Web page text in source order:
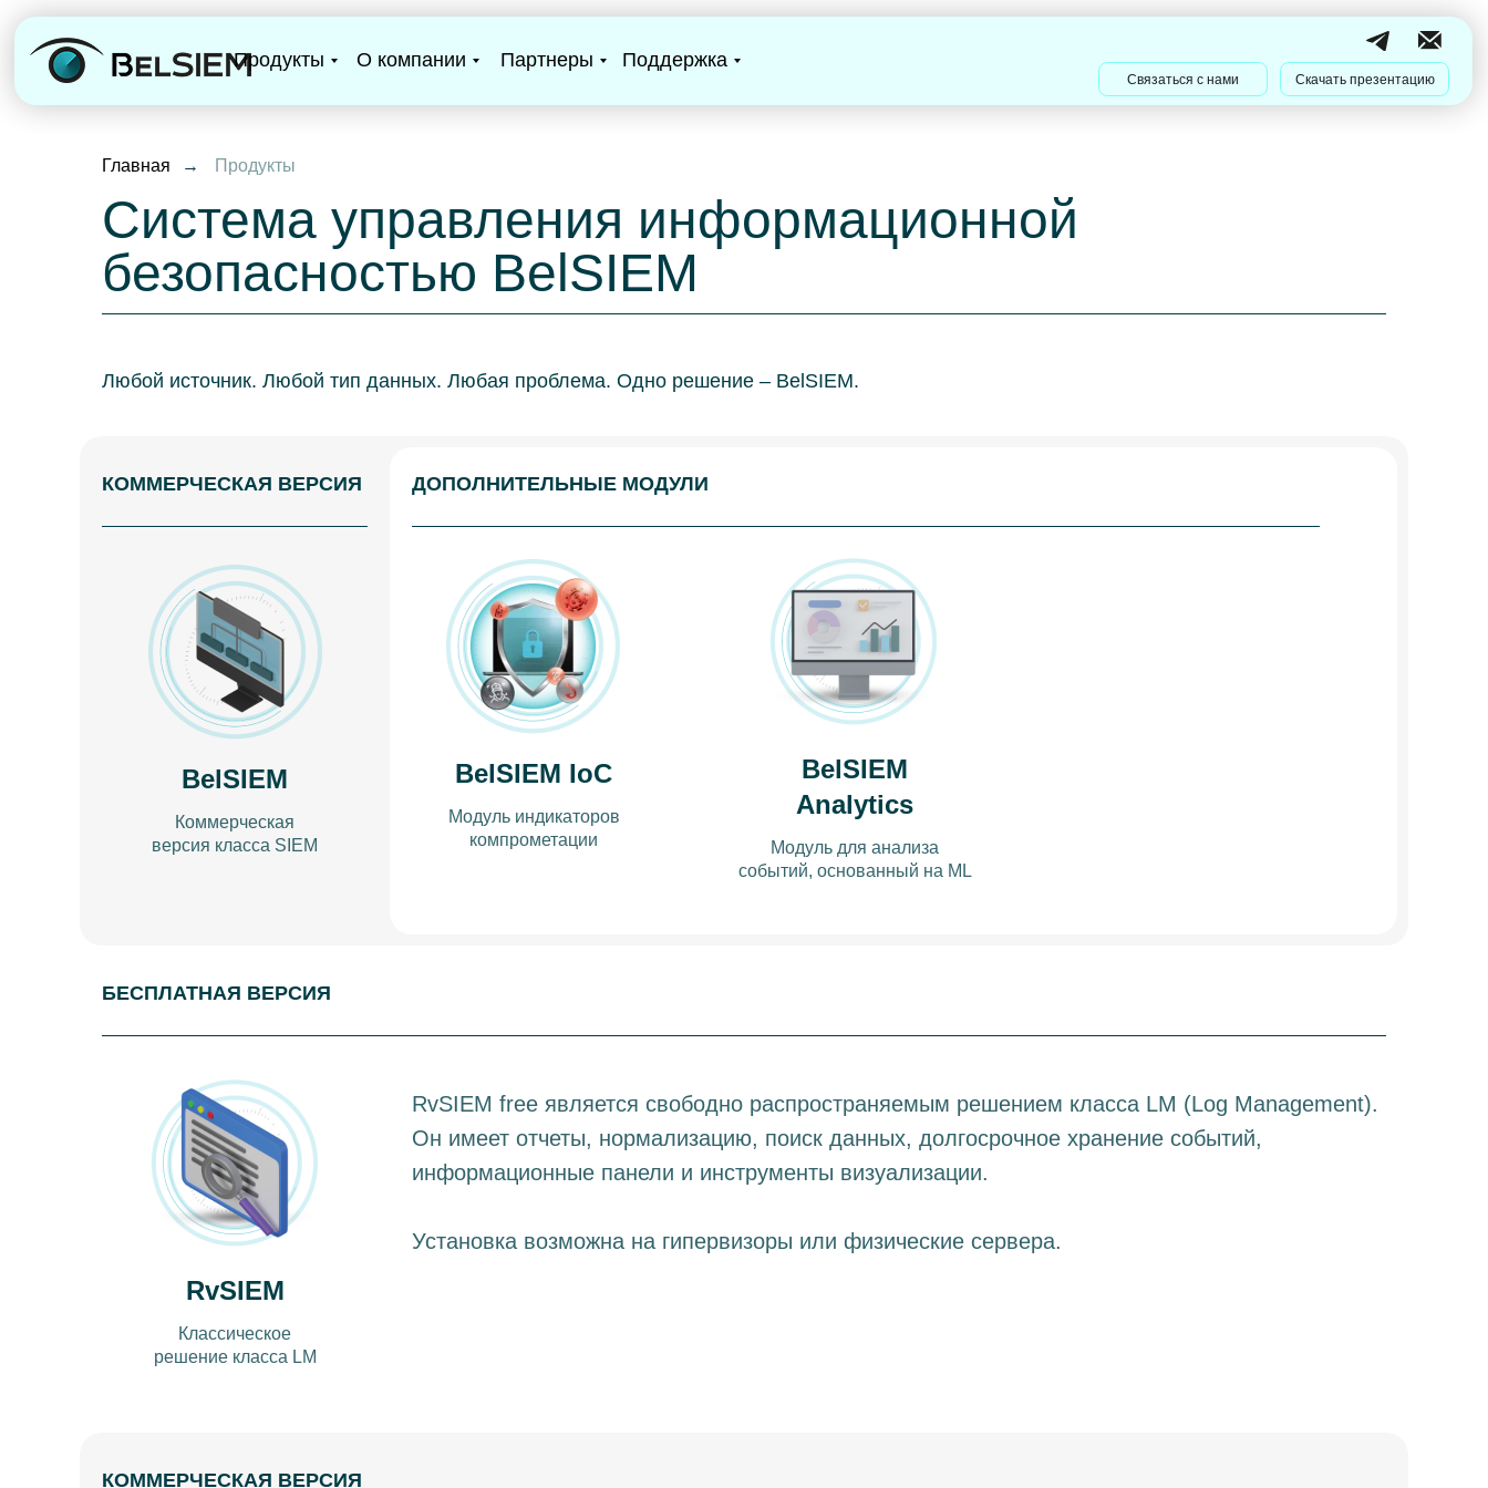
Продукты
Скачать презентацию
Связаться с нами
О компании Партнеры Поддержка
Главная → Продукты
Система управления информационной
безопасностью BelSIEM
Любой источник. Любой тип данных. Любая проблема. Одно решение – BelSIEM.
КОММЕРЧЕСКАЯ ВЕРСИЯ ДОПОЛНИТЕЛЬНЫЕ МОДУЛИ
БЕСПЛАТНАЯ ВЕРСИЯ
RvSIEM
Классическое
решение класса LM
BelSIEM
Analytics
Модуль для анализа
событий, основанный на ML
BelSIEM IoC
Модуль индикаторов
компрометации
BelSIEM
Коммерческая
версия класса SIEM
RvSIEM free является свободно распространяемым решением класса LM (Log Management).
Он имеет отчеты, нормализацию, поиск данных, долгосрочное хранение событий,
информационные панели и инструменты визуализации.
Установка возможна на гипервизоры или физические сервера.
КОММЕРЧЕСКАЯ ВЕРСИЯ